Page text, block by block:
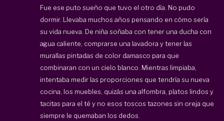
Fue ese puto sueño que tuvo el otro día. No pudo
dormir. Llevaba muchos años pensando en cómo sería
su vida nueva. De niña soñaba con tener una ducha con
agua caliente, comprarse una lavadora y tener las
murallas pintadas de color damasco para que
combinaran con un cielo blanco. Mientras limpiaba,
intentaba medir las proporciones que tendría su nueva
cocina, los muebles, quizás una alfombra, platos lindos y
tacitas para el té y no esos toscos tazones sin oreja que
siempre le quemaban los dedos.